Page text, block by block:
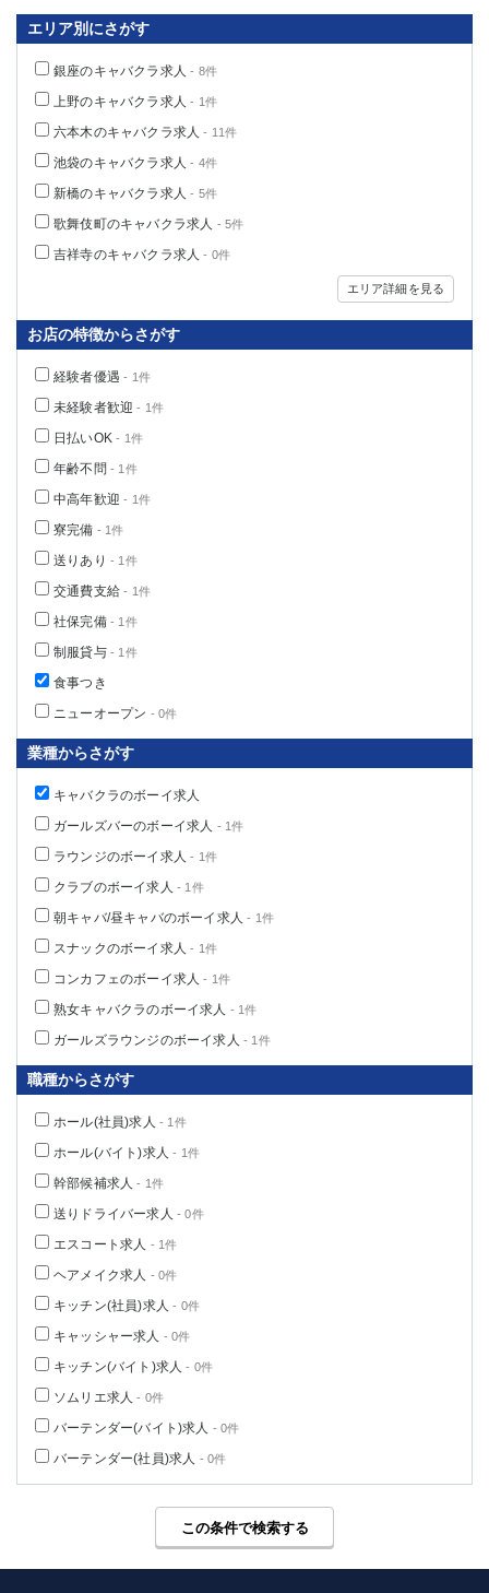
エリア別にさがす
銀座のキャバクラ求人- 8件
上野のキャバクラ求人- 1件
六本木のキャバクラ求人- 11件
池袋のキャバクラ求人- 4件
新橋のキャバクラ求人- 5件
歌舞伎町のキャバクラ求人 - 5件
吉祥寺のキャバクラ求人- 0件
エリア詳細を見る
お店の特徴からさがす
経験者優遇 - 1件
未経験者歓迎 - 1件
日払いOK - 1件
年齢不問 - 1件
中高年歓迎 - 1件
寮完備 - 1件
送りあり - 1件
交通費支給 - 1件
社保完備- 1件
制服貸与- 1件
食事つき
ニューオープン - 0件
業種からさがす
キャバクラのボーイ求人
ガールズバーのボーイ求人 - 1件
ラウンジのボーイ求人 - 1件
クラブのボーイ求人 - 1件
朝キャバ/昼キャバのボーイ求人 - 1件
スナックのボーイ求人 - 1件
コンカフェのボーイ求人 - 1件
熟女キャバクラのボーイ求人 - 1件
ガールズラウンジのボーイ求人 - 1件
職種からさがす
ホール(社員)求人 - 1件
ホール(バイト)求人 - 1件
幹部候補求人 - 1件
送りドライバー求人 - 0件
エスコート求人 - 1件
ヘアメイク求人 - 0件
キッチン(社員)求人 - 0件
キャッシャー求人 - 0件
キッチン(バイト)求人 - 0件
ソムリエ求人 - 0件
バーテンダー(バイト)求人 - 0件
バーテンダー(社員)求人 - 0件
この条件で検索する
本厚木
藤沢
元住吉
戸塚
大船
相模原
厚木
横須賀
埼玉県
大宮
志木
草加
春日部
蕨
千葉県
船橋
成田
西船橋
柏（西口）
柏（東口）
下総中山
茂原
松戸
八千代台
東金
浦安
宇都宮
小山
東武宇都宮（宇都宮西口）
茨城県
土浦 ひたち野うしく
群馬県
高崎
該当求人 0 件